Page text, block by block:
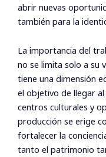
abrir nuevas
también para la
La importancia del
no se limita solo a su
tiene una dimensión
el objetivo de llegar
centros culturales y
producción se erige
fortalecer la
tanto el patrimonio